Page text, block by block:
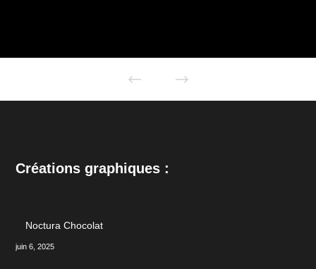
Créations graphiques :
Noctura Chocolat
juin 6, 2025